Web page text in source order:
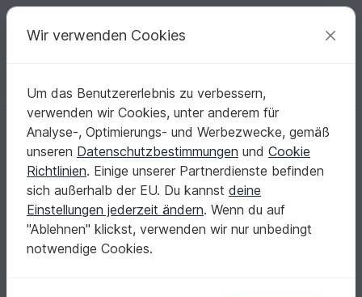
Deine kreativen Ideen
Deutsch | € (EUR) einloggen Kostenlos registrieren
Startseite Stricken Damen Seelenwärmer
SEELENWÄRMER BERGGIPFEL
SEELENWÄRMER BERGGIPFEL
Wir verwenden Cookies
Um das Benutzererlebnis zu verbessern,
verwenden wir Cookies, unter anderem für
Analyse-, Optimierungs- und Werbezwecke, gemäß
unseren Datenschutzbestimmungen und Cookie
Richtlinien. Einige unserer Partnerdienste befinden
sich außerhalb der EU. Du kannst deine
Einstellungen jederzeit ändern. Wenn du auf
"Ablehnen" klickst, verwenden wir nur unbedingt
notwendige Cookies.